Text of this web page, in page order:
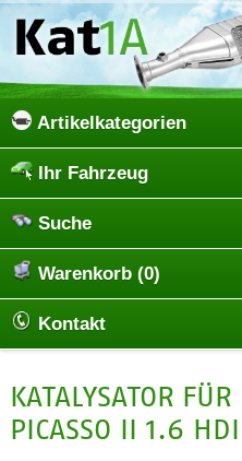
Artikelkategorien
Ihr Fahrzeug
Suche
Warenkorb (0)
Kontakt
KATALYSATOR
PICASSO II 1.6